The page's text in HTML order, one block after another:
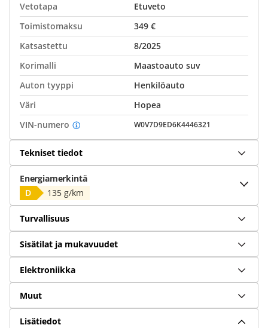
Vetotapa
Etuveto
Toimistomaksu
349 €
Katsastettu
8/2025
Korimalli
Maastoauto suv
Auton tyyppi
Henkilöauto
Väri
Hopea
VIN-numero
W0V7D9ED6K4446321
Tekniset tiedot
Energiamerkintä
D
135 g/km
Turvallisuus
Sisätilat ja mukavuudet
Elektroniikka
Muut
Lisätiedot